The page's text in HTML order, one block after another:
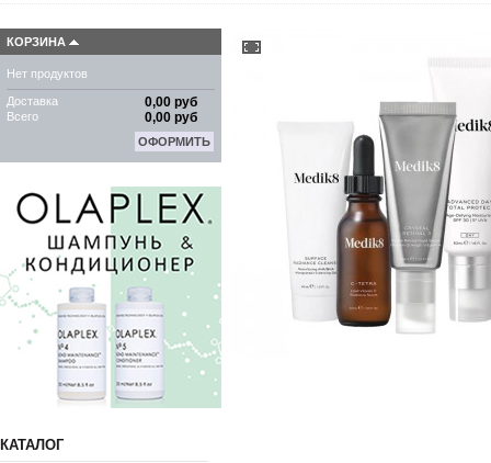
КОРЗИНА
Нет продуктов
Доставка 0,00 руб
Всего 0,00 руб
ОФОРМИТЬ
КАТАЛОГ